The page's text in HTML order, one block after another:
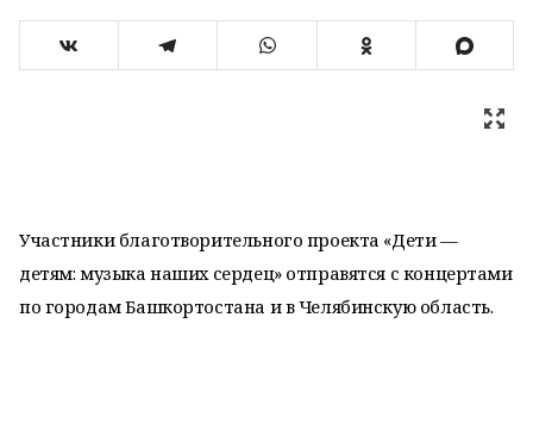
Участники благотворительного проекта «Дети —
детям: музыка наших сердец» отправятся с концертами
по городам Башкортостана и в Челябинскую область.